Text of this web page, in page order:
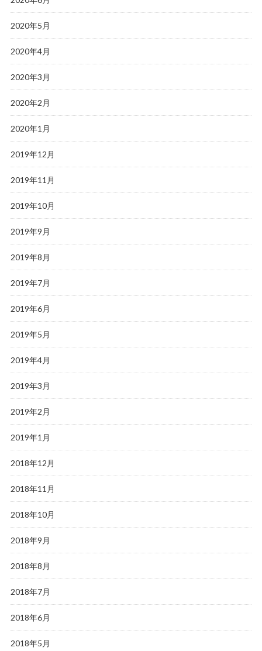
2020年5月
2020年4月
2020年3月
2020年2月
2020年1月
2019年12月
2019年11月
2019年10月
2019年9月
2019年8月
2019年7月
2019年6月
2019年5月
2019年4月
2019年3月
2019年2月
2019年1月
2018年12月
2018年11月
2018年10月
2018年9月
2018年8月
2018年7月
2018年6月
2018年5月